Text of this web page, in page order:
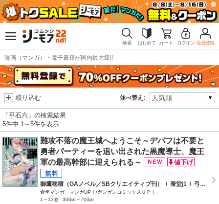
検索 はじめて カート ログイン 会員登録
漫画（マンガ）・電子書籍が国内最大級!!
並べ替え:
絞り込む
「平石六」の検索結果
5件中 1～5件を表示
難攻不落の魔王城へようこそ～デバフは不要と
勇者パーティーを追い出された黒魔導士、魔王
軍の最高幹部に迎えられる～
御鷹穂積（GAノベル／SBクリエイティブ刊） / 蚕堂j1 / 弓取葵
青年マンガ、マンガUP！/ガンガンコミックスＵＰ！
1～13巻
300pt～700pt